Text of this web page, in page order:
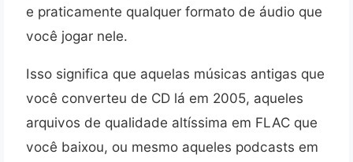
e praticamente qualquer formato de áudio que
você jogar nele.
Isso significa que aquelas músicas antigas que
você converteu de CD lá em 2005, aqueles
arquivos de qualidade altíssima em FLAC que
você baixou, ou mesmo aqueles podcasts em